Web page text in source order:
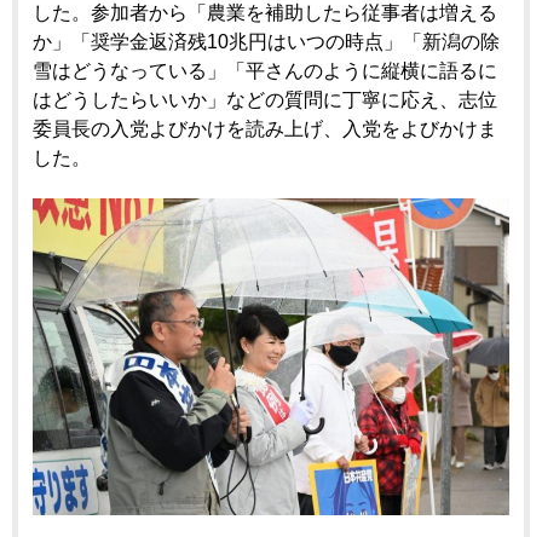
した。参加者から「農業を補助したら従事者は増える
か」「奨学金返済残10兆円はいつの時点」「新潟の除
雪はどうなっている」「平さんのように縦横に語るに
はどうしたらいいか」などの質問に丁寧に応え、志位
委員長の入党よびかけを読み上げ、入党をよびかけま
した。